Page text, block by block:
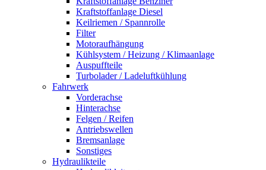
Kraftstoffanlage Diesel
Keilriemen / Spannrolle
Filter
Motoraufhängung
Kühlsystem / Heizung / Klimaanlage
Auspuffteile
Turbolader / Ladeluftkühlung
Fahrwerk
Vorderachse
Hinterachse
Felgen / Reifen
Antriebswellen
Bremsanlage
Sonstiges
Hydraulikteile